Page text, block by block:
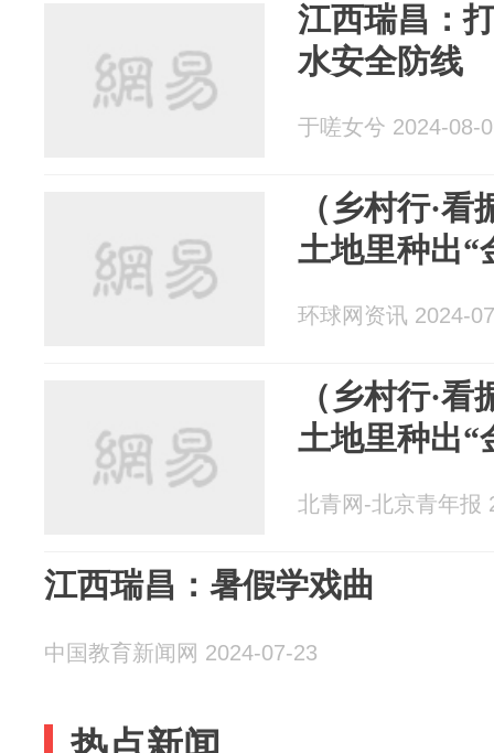
江西瑞昌：
水安全防线
于嗟女兮 2024-08-
（乡村行·
土地里种出“
环球网资讯 2024-
（乡村行·
土地里种出“
北青网-北京青年报
江西瑞昌：暑假学戏曲
中国教育新闻网 2024-07-23